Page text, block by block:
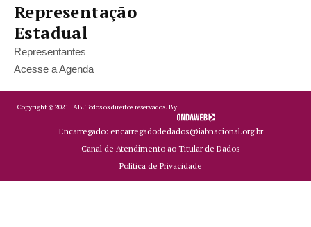
Representação
Estadual
Representantes
Acesse a Agenda
Copyright ©2021 IAB.Todos os direitos reservados. By
Encarregado: encarregadodedados@iabnacional.org.br
Canal de Atendimento ao Titular de Dados
Política de Privacidade